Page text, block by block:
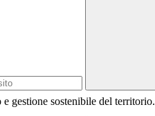
gestione sostenibile del territorio.